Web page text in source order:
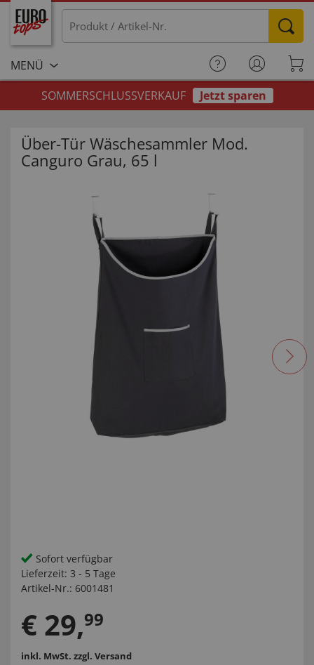
MENÜ
SOMMERSCHLUSSVERKAUF
Jetzt sparen
Über-Tür Wäschesammler Mod.
Canguro Grau, 65 l
Sofort verfügbar
Lieferzeit: 3 - 5 Tage
Artikel-Nr.: 6001481
€ 29,99
inkl. MwSt. zzgl. Versand